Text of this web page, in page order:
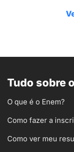
Tudo sobre
O que é o Enem?
Como fazer a
Como ver meu